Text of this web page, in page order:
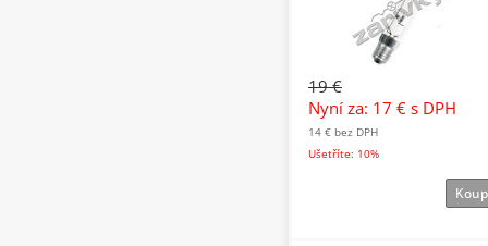
19 €
Nyní za: 17 € s DPH
14 € bez DPH
Ušetříte: 10%